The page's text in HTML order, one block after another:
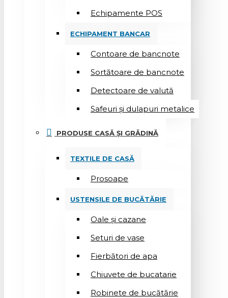
Echipamente POS
ECHIPAMENT BANCAR
Contoare de bancnote
Sortătoare de bancnote
Detectoare de valută
Safeuri și dulapuri metalice
PRODUSE CASĂ ȘI GRĂDINĂ
TEXTILE DE CASĂ
Prosoape
USTENSILE DE BUCĂTĂRIE
Oale și cazane
Seturi de vase
Fierbători de apa
Chiuvete de bucatarie
Robinete de bucătărie